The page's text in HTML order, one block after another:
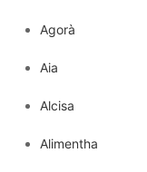
Agorà
Aia
Alcisa
Alimentha